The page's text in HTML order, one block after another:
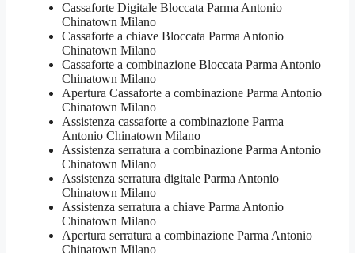
Cassaforte Digitale Bloccata Parma Antonio
Chinatown Milano
Cassaforte a chiave Bloccata Parma Antonio
Chinatown Milano
Cassaforte a combinazione Bloccata Parma Antonio
Chinatown Milano
​Apertura Cassaforte a combinazione Parma Antonio
Chinatown Milano
Assistenza cassaforte a combinazione Parma
Antonio Chinatown Milano
​Assistenza serratura​ ​a combinazione Parma Antonio
Chinatown Milano
Assistenza serratura ​digitale Parma Antonio
Chinatown Milano
Assistenza serratura ​a chiave Parma Antonio
Chinatown Milano
​Apertura serratura​ ​a combinazione Parma Antonio
Chinatown Milano